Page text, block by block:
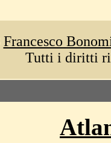
Francesco
Tutti i diritti